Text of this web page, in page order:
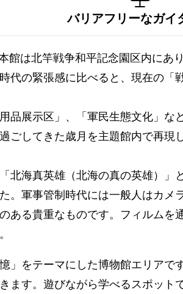
バリアフリーなガイ
は北竿戦争和平記念園区内にあ
代の緊張感に比べると、現在の
品展示区」、「軍民生態文化」
ごしてきた歳月を主題館内で再現
北海真英雄（北海の真の英雄）」
軍事管制時代には一般人はカメ
ある貴重なものです。フィルムを
」をテーマにした博物館エリアで
ます。遊びながら学べるスポット